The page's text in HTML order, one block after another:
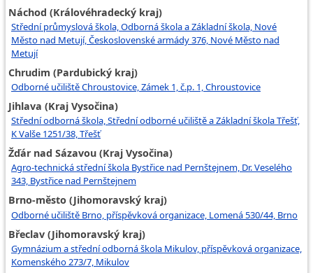
Náchod (Královéhradecký kraj)
Střední průmyslová škola, Odborná škola a Základní škola, Nové
Město nad Metují, Československé armády 376, Nové Město nad
Metují
Chrudim (Pardubický kraj)
Odborné učiliště Chroustovice, Zámek 1, č.p. 1, Chroustovice
Jihlava (Kraj Vysočina)
Střední odborná škola, Střední odborné učiliště a Základní škola Třešť,
K Valše 1251/38, Třešť
Žďár nad Sázavou (Kraj Vysočina)
Agro-technická střední škola Bystřice nad Pernštejnem, Dr. Veselého
343, Bystřice nad Pernštejnem
Brno-město (Jihomoravský kraj)
Odborné učiliště Brno, příspěvková organizace, Lomená 530/44, Brno
Břeclav (Jihomoravský kraj)
Gymnázium a střední odborná škola Mikulov, příspěvková organizace,
Komenského 273/7, Mikulov